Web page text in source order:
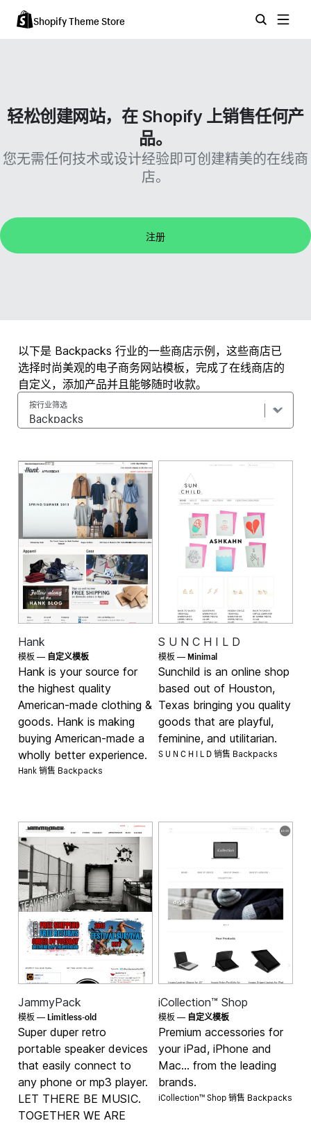
Shopify Theme Store
轻松创建网站，在 Shopify 上销售任何产
品。
您无需任何技术或设计经验即可创建精美的在线商
店。
注册
以下是 Backpacks 行业的一些商店示例，这些商店已
选择时尚美观的电子商务网站模板，完成了在线商店的
自定义，添加产品并且能够随时收款。
按行业筛选
Hank
模板 — 自定义模板
Hank is your source for
the highest quality
American-made clothing &
goods. Hank is making
buying American-made a
wholly better experience.
Hank 销售 Backpacks
S U N C H I L D
模板 — Minimal
Sunchild is an online shop
based out of Houston,
Texas bringing you quality
goods that are playful,
feminine, and utilitarian.
S U N C H I L D 销售 Backpacks
JammyPack
模板 —Limitless-old
Super duper retro
portable speaker devices
that easily connect to
any phone or mp3 player.
LET THERE BE MUSIC.
TOGETHER WE ARE
iCollection™ Shop
模板 — 自定义模板
Premium accessories for
your iPad, iPhone and
Mac... from the leading
brands.
iCollection™ Shop 销售 Backpacks